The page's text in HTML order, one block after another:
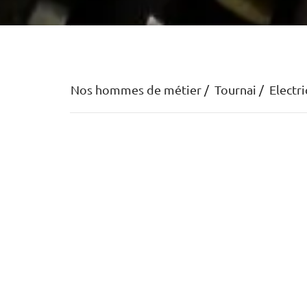
Nos hommes de métier Tournai